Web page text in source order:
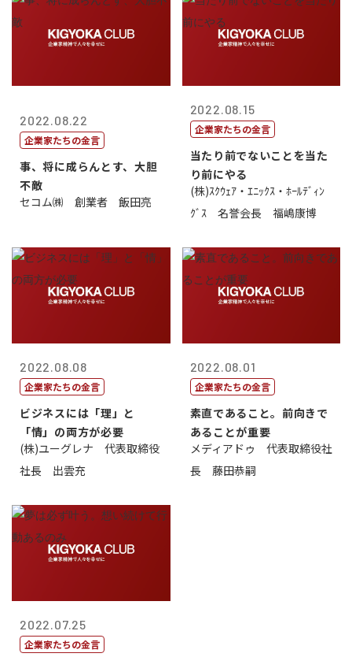
2022.08.22
企業家たちの金言
事、将に成らんとす、大胆
不敵
セコム㈱ 創業者 飯田亮
2022.08.15
企業家たちの金言
当たり前でないことを当た
り前にやる
(株)ｽｸｳｪｱ・ｴﾆｯｸｽ・ﾎｰﾙﾃﾞｨﾝ
ｸﾞｽ 名誉会長 福嶋康博
2022.08.08
企業家たちの金言
ビジネスには「理」と
「情」の両方が必要
(株)ユーグレナ 代表取締役
社長 出雲充
2022.08.01
企業家たちの金言
素直であること。前向きで
あることが重要
メディアドゥ 代表取締役社
長 藤田恭嗣
2022.07.25
企業家たちの金言